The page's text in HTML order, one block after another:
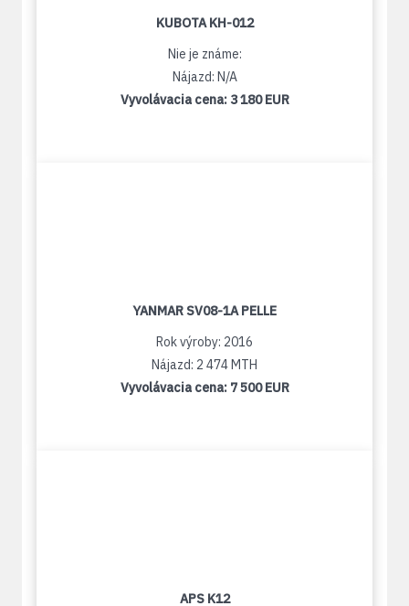
KUBOTA KH-012
Nie je známe:
Nájazd: N/A
Vyvolávacia cena: 3 180 EUR
YANMAR SV08-1A PELLE
Rok výroby: 2016
Nájazd: 2 474 MTH
Vyvolávacia cena: 7 500 EUR
APS K12